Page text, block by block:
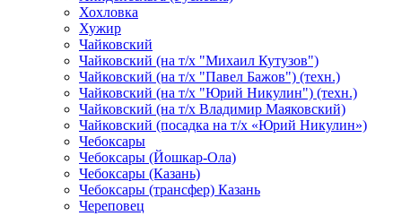
Хохловка
Хужир
Чайковский
Чайковский (на т/х "Михаил Кутузов")
Чайковский (на т/х "Павел Бажов") (техн.)
Чайковский (на т/х "Юрий Никулин") (техн.)
Чайковский (на т/х Владимир Маяковский)
Чайковский (посадка на т/х «Юрий Никулин»)
Чебоксары
Чебоксары (Йошкар-Ола)
Чебоксары (Казань)
Чебоксары (трансфер) Казань
Череповец